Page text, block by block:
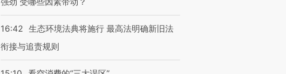
16:42 生态环境法典将施行 最高法明确新旧法
衔接与追责规则